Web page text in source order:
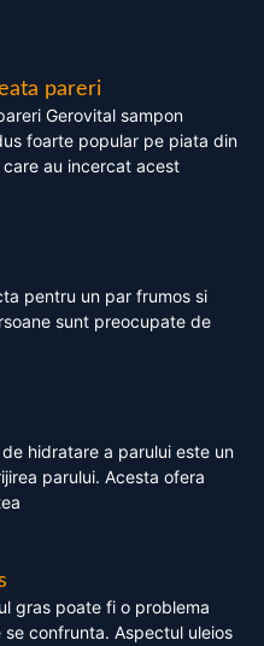
pareri
Gerovital sampon
foarte popular pe piata din
care au incercat acest
pentru un par frumos si
sunt preocupate de
hidratare a parului este un
parului. Acesta ofera
gras poate fi o problema
confrunta. Aspectul uleios